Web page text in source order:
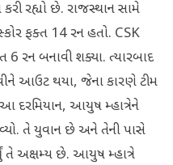
રહ્યો છે. રાજસ્થાન સામે
ફક્ત 14 રન હતો. CSK
રન બનાવી શક્યા. ત્યારબાદ
આઉટ થયા, જેના કારણે ટીમ
દરમિયાન, આયુષ મ્હાત્રેને
તે યુવાન છે અને તેની પાસે
અક્ષમ્ય છે. આયુષ મ્હાત્રે